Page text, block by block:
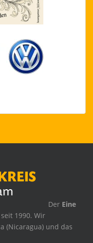
Der Eine
1990. Wir
(Nicaragua) und das